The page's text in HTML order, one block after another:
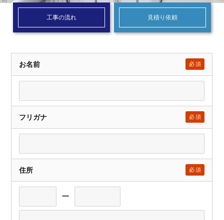
工事の流れ 見積り依頼
お名前 必須
フリガナ 必須
住所 必須
ー